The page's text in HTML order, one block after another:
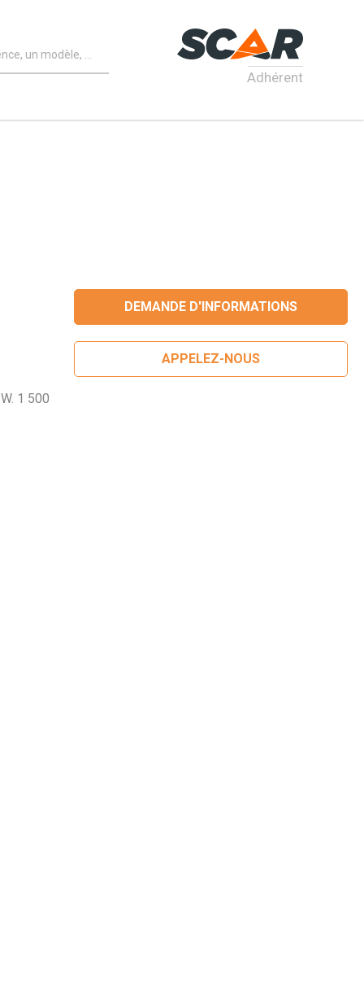
Adhérent
1 500
DEMANDE D'INFORMATIONS
APPELEZ-NOUS